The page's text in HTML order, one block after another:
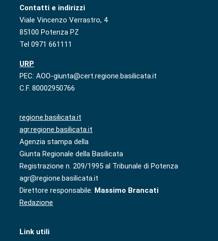
Contatti e indirizzi
Viale Vincenzo Verrastro, 4
85100 Potenza PZ
Tel 0971 661111
URP
PEC: AOO-giunta@cert.regione.basilicata.it
C.F. 80002950766
regione.basilicata.it
agr.regione.basilicata.it
Agenzia stampa della
Giunta Regionale della Basilicata
Registrazione n. 209/1995 al Tribunale di Potenza
agr@regione.basilicata.it
Direttore responsabile: Massimo Brancati
Redazione
Link utili